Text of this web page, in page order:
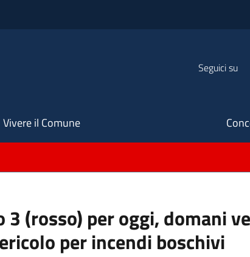
Seguici su
Vivere il Comune
(rosso) per oggi, domani
per incendi boschivi